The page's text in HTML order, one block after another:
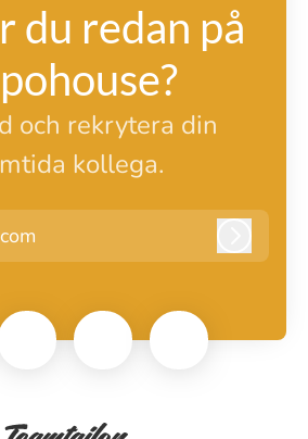
du redan på
och rekrytera din
kollega.